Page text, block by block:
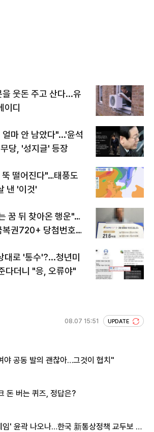
웃돈 주고 산다...유
이디
마 안 남았다"...'윤석
당, '성지글' 등장
떨어진다"…태풍도
낸 '이것'
꿈 뒤 찾아온 행운"…
권720+ 당첨번호조
대로 '통수'?...청년미
다더니 "응, 오류야"
08.07 15:51 UPDATE
공동 발의 괜찮아…그것이 협치"
돈 버는 퀴즈, 정답은?
임' 윤곽 나오나…한국 新통상정책 교두보 활